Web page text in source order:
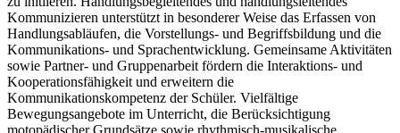
Kommunizieren unterstützt in besonderer Weise das Erfassen von
Handlungsabläufen, die Vorstellungs- und Begriffsbildung und die
Kommunikations- und Sprachentwicklung. Gemeinsame Aktivitäten
sowie Partner- und Gruppenarbeit fördern die Interaktions- und
Kooperationsfähigkeit und erweitern die
Kommunikationskompetenz der Schüler. Vielfältige
Bewegungsangebote im Unterricht, die Berücksichtigung